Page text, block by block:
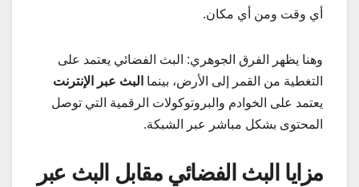
أي وقت ومن أي مكان.
وهنا يظهر الفرق الجوهري: البث الفضائي يعتمد على
التغطية من القمر إلى الأرض، بينما البث عبر الإنترنت
يعتمد على الخوادم والبروتوكولات الرقمية التي توصل
المحتوى بشكل مباشر عبر الشبكة.
مزايا البث الفضائي مقابل البث عبر